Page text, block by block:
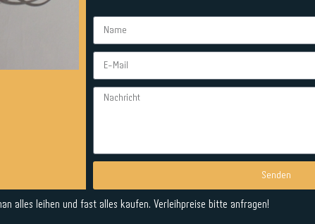
Senden
Alternative:
alles leihen und fast alles kaufen. Verleihpreise bitte anfragen!